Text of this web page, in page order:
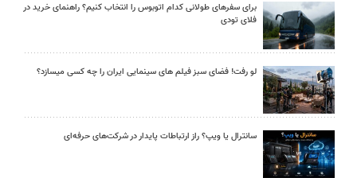
برای سفرهای طولانی کدام اتوبوس را انتخاب کنیم؟ راهنمای خرید در
فلای تودی
لو رفت! فضای سبز فیلم های سینمایی ایران را چه کسی میسازد؟
سانترال یا ویپ؟ راز ارتباطات پایدار در شرکت‌های حرفه‌ای